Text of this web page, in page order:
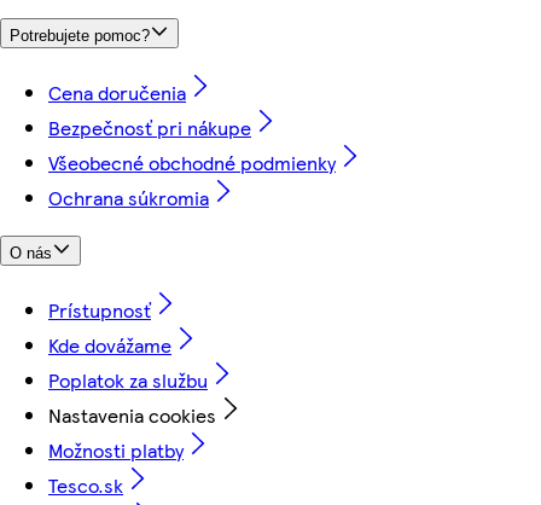
Potrebujete pomoc?
Cena doručenia
Bezpečnosť pri nákupe
Všeobecné obchodné podmienky
Ochrana súkromia
O nás
Prístupnosť
Kde dovážame
Poplatok za službu
Nastavenia cookies
Možnosti platby
Tesco.sk